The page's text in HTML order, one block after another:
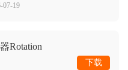
07-19
Rotation
下载